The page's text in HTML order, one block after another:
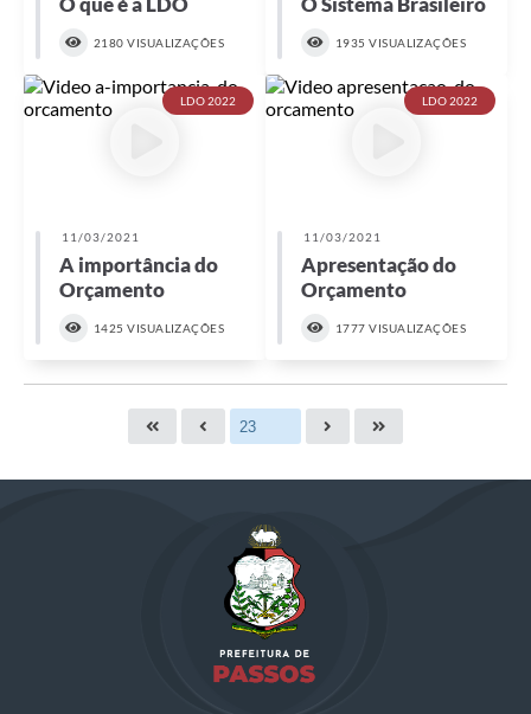
2180 VISUALIZAÇÕES 1935 VISUALIZAÇÕES
LDO 2022
11/03/2021
A importância do
Orçamento
1425 VISUALIZAÇÕES
LDO 2022
11/03/2021
Apresentação do
Orçamento
1777 VISUALIZAÇÕES